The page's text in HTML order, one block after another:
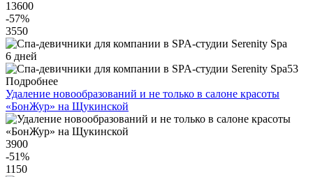
13600
-57%
3550
6 дней
53
Подробнее
Удаление новообразований и не только в салоне красоты
«БонЖур» на Щукинской
3900
-51%
1150